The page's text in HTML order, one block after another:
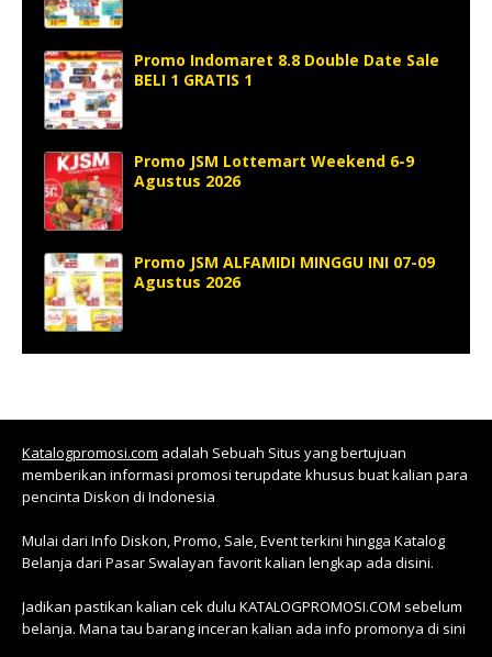
Promo Indomaret 8.8 Double Date Sale
BELI 1 GRATIS 1
Promo JSM Lottemart Weekend 6-9
Agustus 2026
Promo JSM ALFAMIDI MINGGU INI 07-09
Agustus 2026
Katalogpromosi.com adalah Sebuah Situs yang bertujuan
memberikan informasi promosi terupdate khusus buat kalian para
pencinta Diskon di Indonesia
Mulai dari Info Diskon, Promo, Sale, Event terkini hingga Katalog
Belanja dari Pasar Swalayan favorit kalian lengkap ada disini.
Jadikan pastikan kalian cek dulu KATALOGPROMOSI.COM sebelum
belanja. Mana tau barang inceran kalian ada info promonya di sini